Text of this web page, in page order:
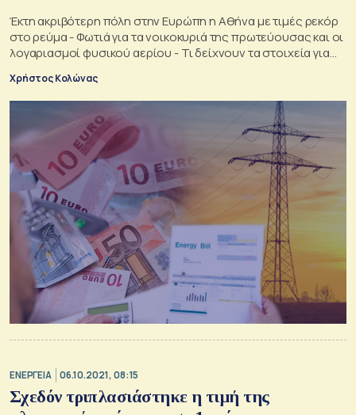
Έκτη ακριβότερη πόλη στην Ευρώπη η Αθήνα με τιμές ρεκόρ
στο ρεύμα - Φωτιά για τα νοικοκυριά της πρωτεύουσας και οι
λογαριασμοί φυσικού αερίου - Τι δείχνουν τα στοιχεία για
στους οικιακούς καταναλωτές 33 πόλεων
Χρήστος Κολώνας
ΕΝΕΡΓΕΙΑ 06.10.2021, 08:15
Σχεδόν τριπλασιάστηκε η τιμή της